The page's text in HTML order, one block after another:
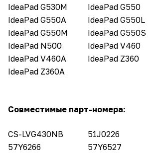
IdeaPad G530M
IdeaPad G550
IdeaPad G550A
IdeaPad G550L
IdeaPad G550M
IdeaPad G550S
IdeaPad N500
IdeaPad V460
IdeaPad V460A
IdeaPad Z360
IdeaPad Z360A
Совместимые парт-номера:
CS-LVG430NB
51J0226
57Y6266
57Y6527